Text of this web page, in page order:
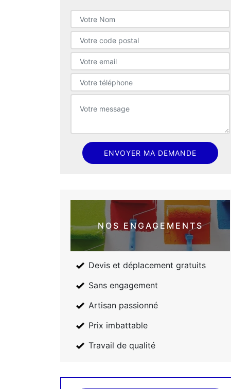
NOS ENGAGEMENTS
Devis et déplacement gratuits
Sans engagement
Artisan passionné
Prix imbattable
Travail de qualité